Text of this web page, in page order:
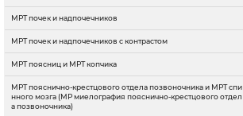
МРТ почек и надпочечников
МРТ почек и надпочечников с контрастом
МРТ поясниц и МРТ копчика
МРТ пояснично-крестцового отдела позвоночника и МРТ спи
нного мозга (МР миелография пояснично-крестцового отдел
а позвоночника)